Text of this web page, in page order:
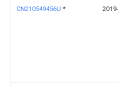
CN210549456U *